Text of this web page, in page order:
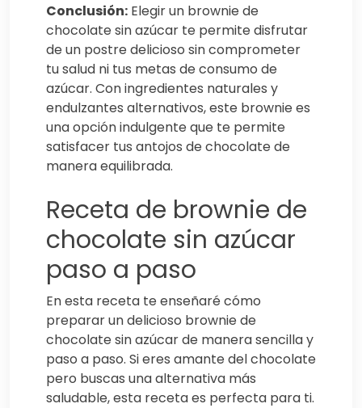
Conclusión: Elegir un brownie de
chocolate sin azúcar te permite disfrutar
de un postre delicioso sin comprometer
tu salud ni tus metas de consumo de
azúcar. Con ingredientes naturales y
endulzantes alternativos, este brownie es
una opción indulgente que te permite
satisfacer tus antojos de chocolate de
manera equilibrada.
Receta de brownie de
chocolate sin azúcar
paso a paso
En esta receta te enseñaré cómo
preparar un delicioso brownie de
chocolate sin azúcar de manera sencilla y
paso a paso. Si eres amante del chocolate
pero buscas una alternativa más
saludable, esta receta es perfecta para ti.